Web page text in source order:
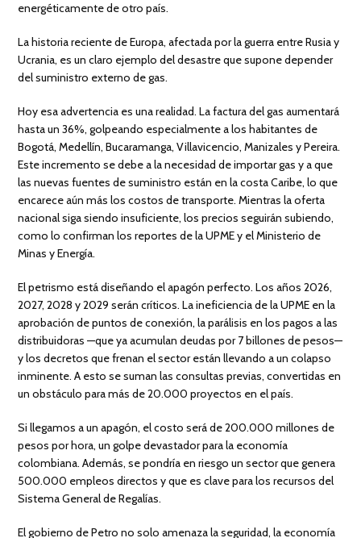
energéticamente de otro país.
La historia reciente de Europa, afectada por la guerra entre Rusia y
Ucrania, es un claro ejemplo del desastre que supone depender
del suministro externo de gas.
Hoy esa advertencia es una realidad. La factura del gas aumentará
hasta un 36%, golpeando especialmente a los habitantes de
Bogotá, Medellín, Bucaramanga, Villavicencio, Manizales y Pereira.
Este incremento se debe a la necesidad de importar gas y a que
las nuevas fuentes de suministro están en la costa Caribe, lo que
encarece aún más los costos de transporte. Mientras la oferta
nacional siga siendo insuficiente, los precios seguirán subiendo,
como lo confirman los reportes de la UPME y el Ministerio de
Minas y Energía.
El petrismo está diseñando el apagón perfecto. Los años 2026,
2027, 2028 y 2029 serán críticos. La ineficiencia de la UPME en la
aprobación de puntos de conexión, la parálisis en los pagos a las
distribuidoras —que ya acumulan deudas por 7 billones de pesos—
y los decretos que frenan el sector están llevando a un colapso
inminente. A esto se suman las consultas previas, convertidas en
un obstáculo para más de 20.000 proyectos en el país.
Si llegamos a un apagón, el costo será de 200.000 millones de
pesos por hora, un golpe devastador para la economía
colombiana. Además, se pondría en riesgo un sector que genera
500.000 empleos directos y que es clave para los recursos del
Sistema General de Regalías.
El gobierno de Petro no solo amenaza la seguridad, la economía